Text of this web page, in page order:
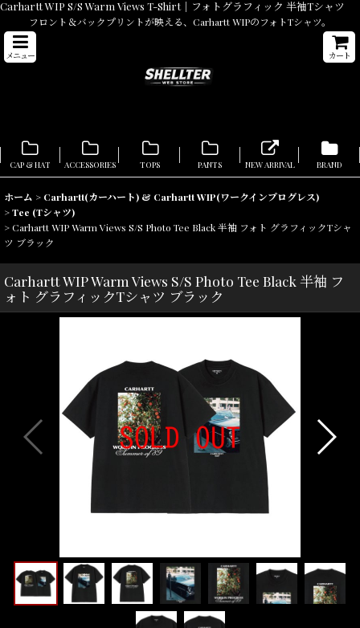
Carhartt WIP S/S Warm Views T-Shirt｜フォトグラフィック 半袖Tシャツ
フロント＆バックプリントが映える、Carhartt WIPのフォトTシャツ。
メニュー カート
CAP & HAT ACCESSORIES TOPS PANTS NEW ARRIVAL BRAND
ホーム > Carhartt(カーハート) & Carhartt WIP(ワークインプログレス)
>Tee (Tシャツ)
>Carhartt WIP Warm Views S/S Photo Tee Black 半袖 フォト グラフィックTシャ
ツ ブラック
Carhartt WIP Warm Views S/S Photo Tee Black 半袖 フ
ォト グラフィックTシャツ ブラック